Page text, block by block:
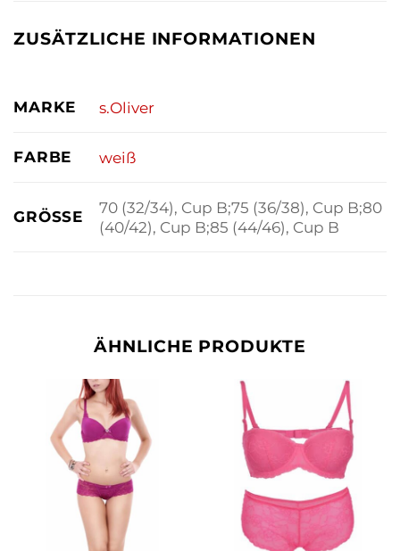
ZUSÄTZLICHE INFORMATIONEN
MARKE s.Oliver
FARBE weiß
GRÖSSE
70 (32/34), Cup B;75 (36/38), Cup B;80
(40/42), Cup B;85 (44/46), Cup B
ÄHNLICHE PRODUKTE